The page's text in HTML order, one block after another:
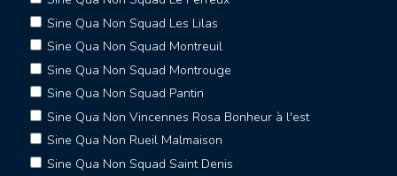
Sine Qua Non Squad Les Lilas
Sine Qua Non Squad Montreuil
Sine Qua Non Squad Montrouge
Sine Qua Non Squad Pantin
Sine Qua Non Vincennes Rosa Bonheur à l'est
Sine Qua Non Rueil Malmaison
Sine Qua Non Squad Saint Denis